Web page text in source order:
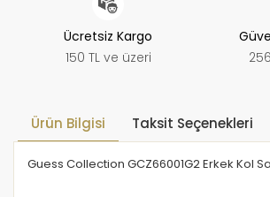
Ücretsiz Kargo
150 TL ve üzeri
Ürün Bilgisi Taksit Seçenekleri
Guess Collection GCZ66001G2 Erkek Kol